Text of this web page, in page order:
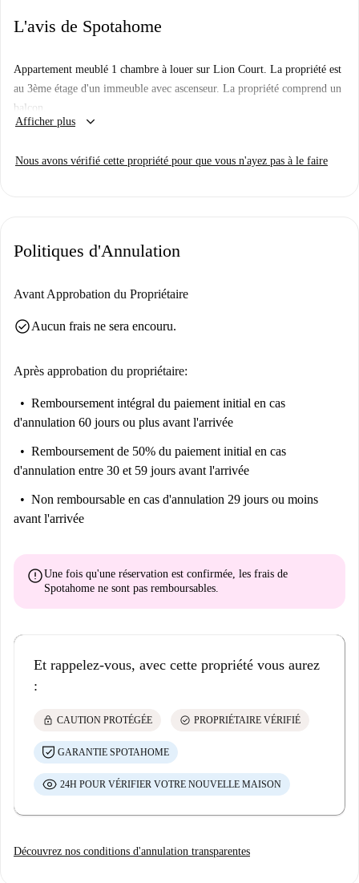
L'avis de Spotahome
Appartement meublé 1 chambre à louer sur Lion Court. La propriété est
au 3ème étage d'un immeuble avec ascenseur. La propriété comprend un
balcon.
Afficher plus
keyboard_arrow_down
Nous avons vérifié cette propriété pour que vous n'ayez pas à le faire
Politiques d'Annulation
Avant Approbation du Propriétaire
check_circleAucun frais ne sera encouru.
Après approbation du propriétaire:
Remboursement intégral du paiement initial en cas
d'annulation 60 jours ou plus avant l'arrivée
Remboursement de 50% du paiement initial en cas
d'annulation entre 30 et 59 jours avant l'arrivée
Non remboursable en cas d'annulation 29 jours ou moins
avant l'arrivée
errorUne fois qu'une réservation est confirmée, les frais de
Spotahome ne sont pas remboursables.
Et rappelez-vous, avec cette propriété vous aurez
:
lock CAUTION PROTÉGÉE check_circle PROPRIÉTAIRE VÉRIFIÉ
GARANTIE SPOTAHOME
24H POUR VÉRIFIER VOTRE NOUVELLE MAISON
Découvrez nos conditions d'annulation transparentes